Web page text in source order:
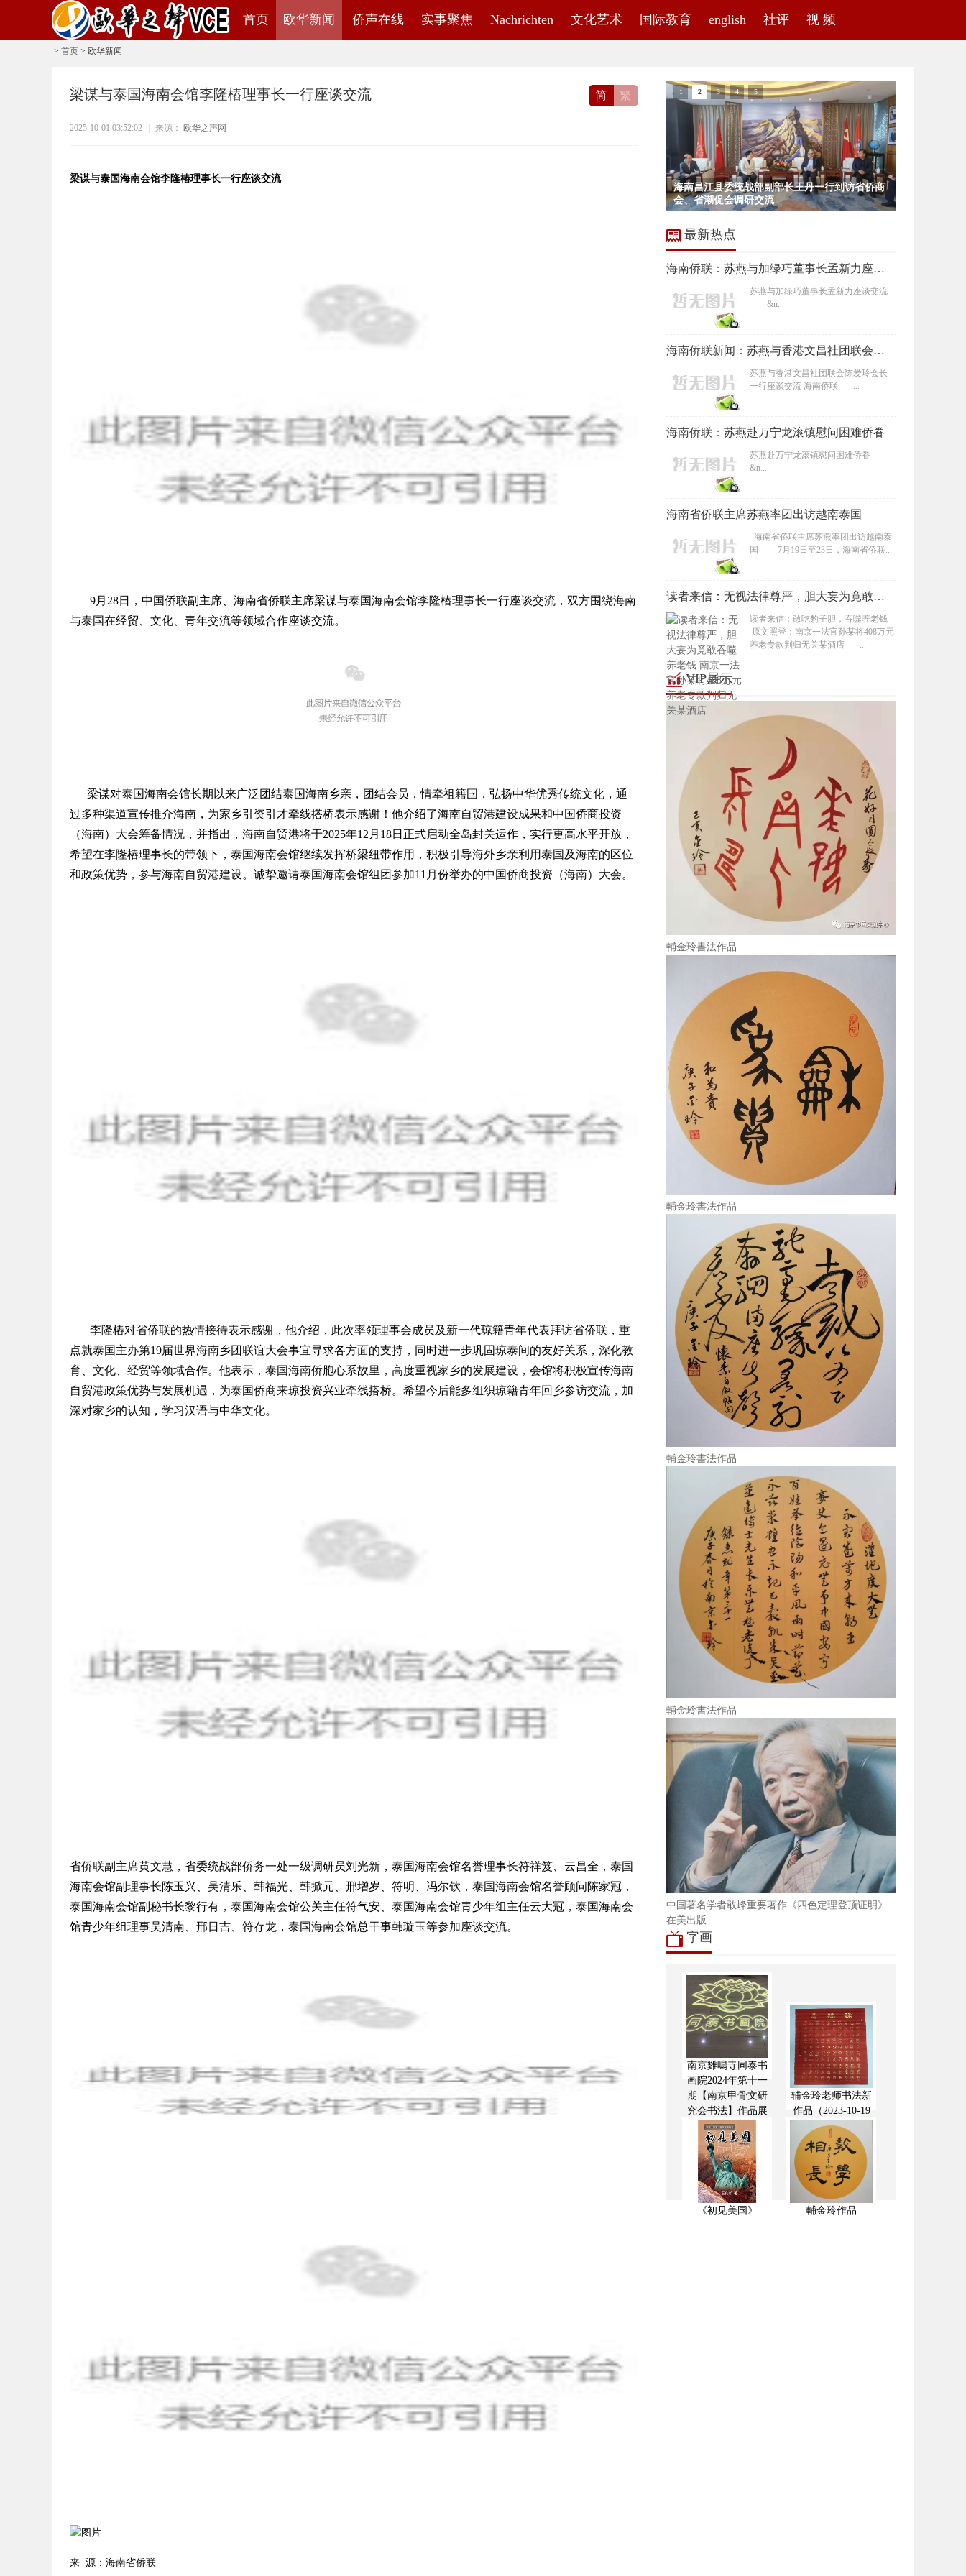
首页 欧华新闻 侨声在线 实事聚焦 Nachrichten 文化艺术 国际教育 english 社评 视 频
> 首页 > 欧华新闻
梁谋与泰国海南会馆李隆樁理事长一行座谈交流 简 繁
2025-10-01 03:52:02 来源： 欧华之声网
梁谋与泰国海南会馆李隆樁理事长一行座谈交流
9月28日，中国侨联副主席、海南省侨联主席梁谋与泰国海南会馆李隆樁理事长一行座谈交流，双方围绕海南
与泰国在经贸、文化、青年交流等领域合作座谈交流。
梁谋对泰国海南会馆长期以来广泛团结泰国海南乡亲，团结会员，情牵祖籍国，弘扬中华优秀传统文化，通
过多种渠道宣传推介海南，为家乡引资引才牵线搭桥表示感谢！他介绍了海南自贸港建设成果和中国侨商投资
（海南）大会筹备情况，并指出，海南自贸港将于2025年12月18日正式启动全岛封关运作，实行更高水平开放，
希望在李隆樁理事长的带领下，泰国海南会馆继续发挥桥梁纽带作用，积极引导海外乡亲利用泰国及海南的区位
和政策优势，参与海南自贸港建设。诚挚邀请泰国海南会馆组团参加11月份举办的中国侨商投资（海南）大会。
李隆樁对省侨联的热情接待表示感谢，他介绍，此次率领理事会成员及新一代琼籍青年代表拜访省侨联，重
点就泰国主办第19届世界海南乡团联谊大会事宜寻求各方面的支持，同时进一步巩固琼泰间的友好关系，深化教
育、文化、经贸等领域合作。他表示，泰国海南侨胞心系故里，高度重视家乡的发展建设，会馆将积极宣传海南
自贸港政策优势与发展机遇，为泰国侨商来琼投资兴业牵线搭桥。希望今后能多组织琼籍青年回乡参访交流，加
深对家乡的认知，学习汉语与中华文化。
省侨联副主席黄文慧，省委统战部侨务一处一级调研员刘光新，泰国海南会馆名誉理事长符祥笈、云昌全，泰国
海南会馆副理事长陈玉兴、吴清乐、韩福光、韩掀元、邢增岁、符明、冯尔钦，泰国海南会馆名誉顾问陈家冠，
泰国海南会馆副秘书长黎行有，泰国海南会馆公关主任符气安、泰国海南会馆青少年组主任云大冠，泰国海南会
馆青少年组理事吴清南、邢日吉、符存龙，泰国海南会馆总干事韩璇玉等参加座谈交流。
来 源：海南省侨联
中国驻杜塞尔多夫总领事余勇出席波恩华侨中文
学校40周年校庆
石不能言最可人 || 邹雷
海南昌江县委统战部副部长王丹一行到访省侨商
会、省潮促会调研交流
中华人民共和国驻马来西亚大使馆丙午马年新春
招待会在吉隆坡隆重举办，续炳义应邀出席
1 2 3 4 5
最新热点
海南侨联：苏燕与加绿巧董事长孟新力座谈交流
苏燕与加绿巧董事长孟新力座谈交流
&n...
海南侨联新闻：苏燕与香港文昌社团联会陈爱玲会长一行座谈交流
苏燕与香港文昌社团联会陈爱玲会长
一行座谈交流 海南侨联 ...
海南侨联：苏燕赴万宁龙滚镇慰问困难侨眷
苏燕赴万宁龙滚镇慰问困难侨眷
&n...
海南省侨联主席苏燕率团出访越南泰国
海南省侨联主席苏燕率团出访越南泰
国 7月19日至23日，海南省侨联...
读者来信：无视法律尊严，胆大妄为竟敢吞噬养老钱 南京一法官孙某将408万元养老专款判归无关某酒店
读者来信：敢吃豹子胆，吞噬养老钱
原文照登：南京一法官孙某将408万元
养老专款判归无关某酒店 ...
VIP展示
輔金玲書法作品
輔金玲書法作品
輔金玲書法作品
輔金玲書法作品
中国著名学者敢峰重要著作《四色定理登顶证明》
在美出版
字画
南京雞鳴寺同泰书
画院2024年第十一
期【南京甲骨文研
究会书法】作品展
辅金玲老师书法新
作品（2023-10-19
《初见美国》 輔金玲作品